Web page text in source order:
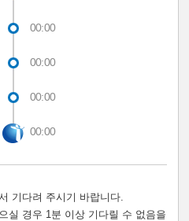
00:00
00:00
00:00
00:00
기다려 주시기 바랍니다.
실 경우 1분 이상 기다릴 수 없음을